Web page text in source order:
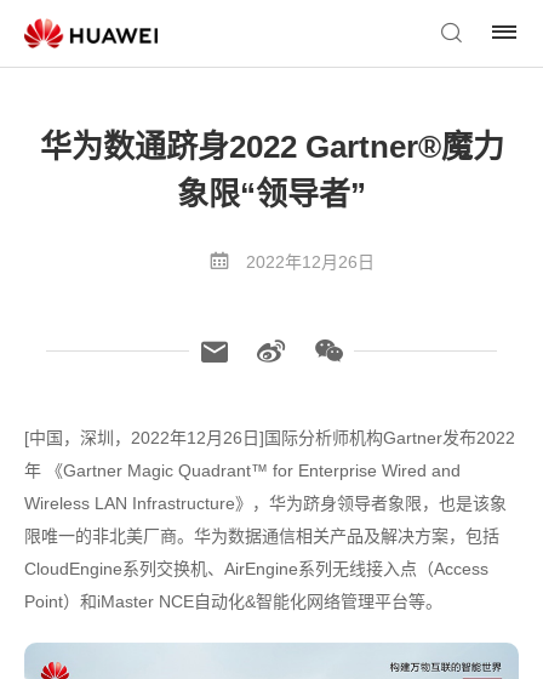
华为数通跻身2022 Gartner®魔力
象限“领导者”
2022年12月26日
[中国，深圳，2022年12月26日]国际分析师机构Gartner发布2022
年 《Gartner Magic Quadrant™ for Enterprise Wired and
Wireless LAN Infrastructure》，华为跻身领导者象限，也是该象
限唯一的非北美厂商。华为数据通信相关产品及解决方案，包括
CloudEngine系列交换机、AirEngine系列无线接入点（Access
Point）和iMaster NCE自动化&智能化网络管理平台等。